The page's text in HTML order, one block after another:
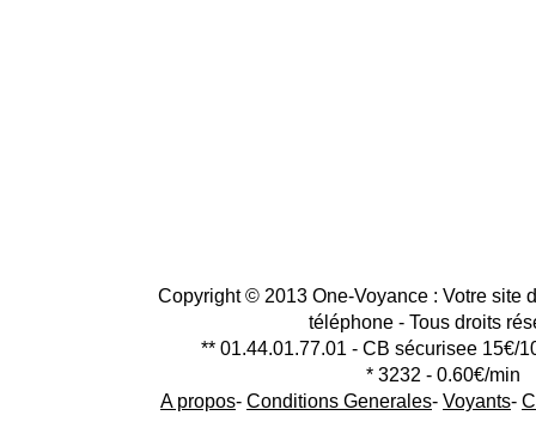
Copyright © 2013 One-Voyance : Votre site
téléphone - Tous droits
** 01.44.01.77.01 - CB sécurisee 15€/
* 3232 - 0.60€/min
A propos- Conditions Generales- Voyants-